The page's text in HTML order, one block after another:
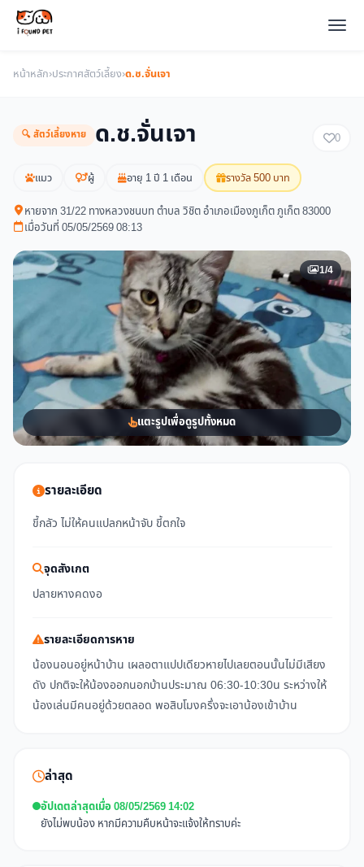
หน้าหลัก›ประกาศสัตว์เลี้ยง›ด.ช.จั่นเจา
🔍 สัตว์เลี้ยงหาย ด.ช.จั่นเจา 0
แมว ผู้ อายุ 1 ปี 1 เดือน รางวัล 500 บาท
หายจาก 31/22 ทางหลวงชนบท ตำบล วิชิต อำเภอเมืองภูเก็ต ภูเก็ต 83000
เมื่อวันที่ 05/05/2569 08:13
1/4
แตะรูปเพื่อดูรูปทั้งหมด
รายละเอียด
ขี้กลัว ไม่ให้คนแปลกหน้าจับ ขี้ตกใจ
จุดสังเกต
ปลายหางคดงอ
รายละเอียดการหาย
น้องนอนอยู่หน้าบ้าน เผลอตาแปปเดียวหายไปเลยตอนนั้นไม่มีเสียง
ดัง ปกติจะให้น้องออกนอกบ้านประมาณ 06:30-10:30น ระหว่างให้
น้องเล่นมีคนอยู่ด้วยตลอด พอสิบโมงครึ่งจะเอาน้องเข้าบ้าน
ล่าสุด
อัปเดตล่าสุดเมื่อ 08/05/2569 14:02
ยังไม่พบน้อง หากมีความคืบหน้าจะแจ้งให้ทราบค่ะ